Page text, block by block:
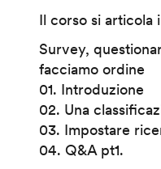
Il corso si articola
Survey,
facciamo ordine
01. Introduzione
02. Una
03. Impostare
04. Q&A pt1.